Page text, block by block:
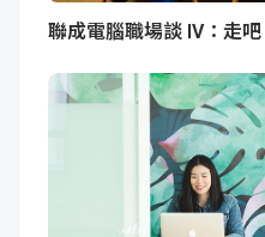
聯成電腦職場談 IV：走